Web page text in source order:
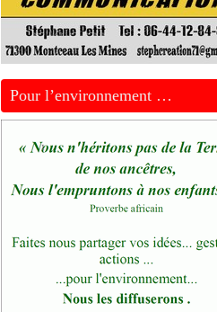
Pour l’environnement …